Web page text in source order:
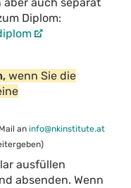
Diplom:
wenn Sie die
an info@nkinstitute.at
ausfüllen
absenden. Wenn